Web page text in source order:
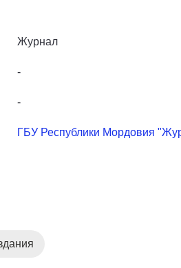
Журнал
-
-
ГБУ Республики Мордовия